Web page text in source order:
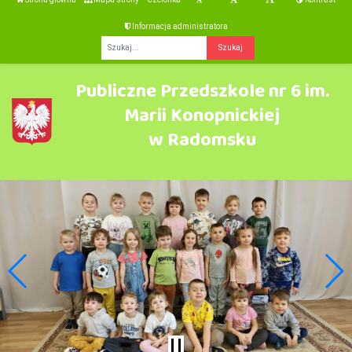
Informacja administratora
Publiczne Przedszkole nr 6 im.
Marii Konopnickiej
w Radomsku